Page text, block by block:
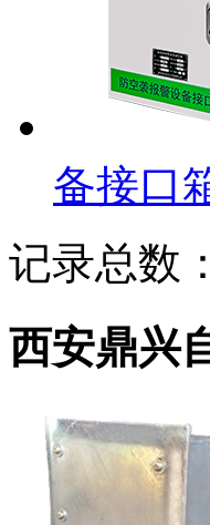
备接口
记录总数
西安鼎兴